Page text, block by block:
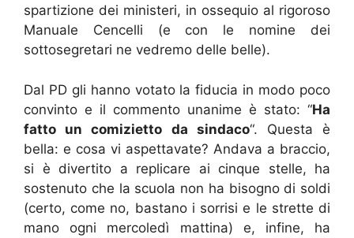
spartizione dei ministeri, in ossequio al rigoroso
Manuale Cencelli (e con le nomine dei
sottosegretari ne vedremo delle belle).
Dal PD gli hanno votato la fiducia in modo poco
convinto e il commento unanime è stato: “Ha
fatto un comizietto da sindaco“. Questa è
bella: e cosa vi aspettavate? Andava a braccio,
si è divertito a replicare ai cinque stelle, ha
sostenuto che la scuola non ha bisogno di soldi
(certo, come no, bastano i sorrisi e le strette di
mano ogni mercoledì mattina) e, infine, ha